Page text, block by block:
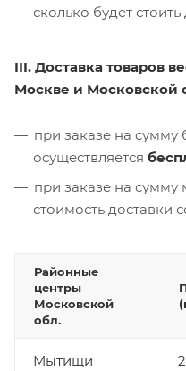
сколько будет
III. Доставка товаров
Москве и Московской
при заказе на сумму
осуществляется
при заказе на сумму
стоимость доставки
Районные
центры
Московской
обл.
Мытищи